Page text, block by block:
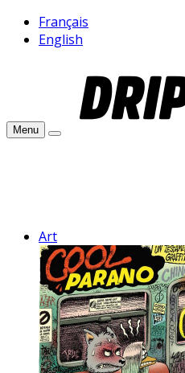
Français
English
Menu
Art